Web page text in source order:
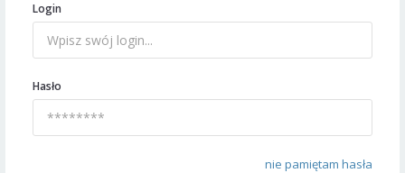
Login
Hasło
nie pamiętam hasła